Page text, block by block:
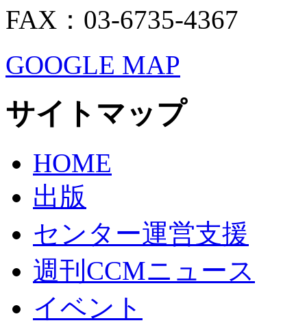
FAX：03-6735-4367
GOOGLE MAP
サイトマップ
HOME
出版
センター運営支援
週刊CCMニュース
イベント